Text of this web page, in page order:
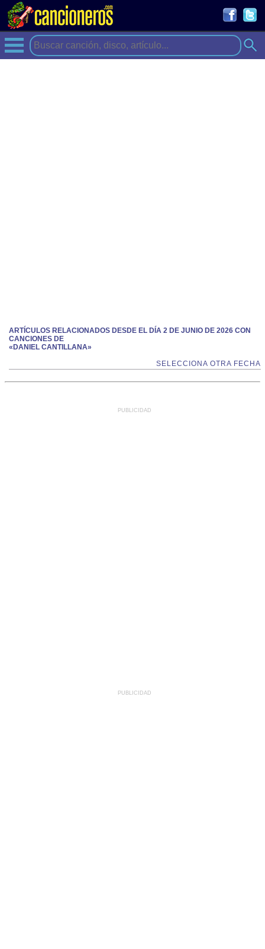
ARTÍCULOS RELACIONADOS DESDE EL DÍA 2 DE JUNIO DE 2026 CON
CANCIONES DE
«DANIEL CANTILLANA»
SELECCIONA OTRA FECHA
PUBLICIDAD
PUBLICIDAD